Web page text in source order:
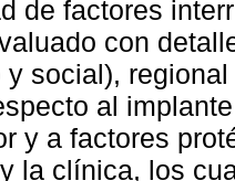
de factores
con
social),
al
y a factores
la clínica, los